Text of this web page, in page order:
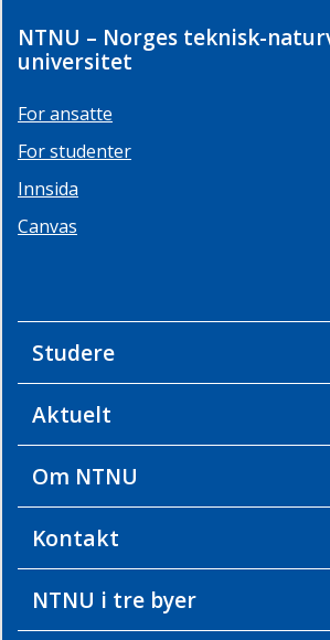
NTNU – Norges teknisk-
universitet
For ansatte
For studenter
Innsida
Canvas
Studere
Aktuelt
Om NTNU
Kontakt
NTNU i tre byer